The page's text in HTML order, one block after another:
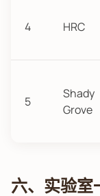
4 HRC
5
Shady
Grove
六、实验室